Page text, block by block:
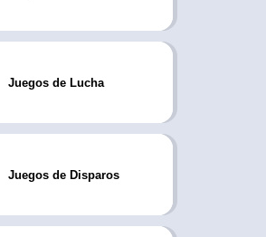
Juegos de Lucha
Juegos de Disparos